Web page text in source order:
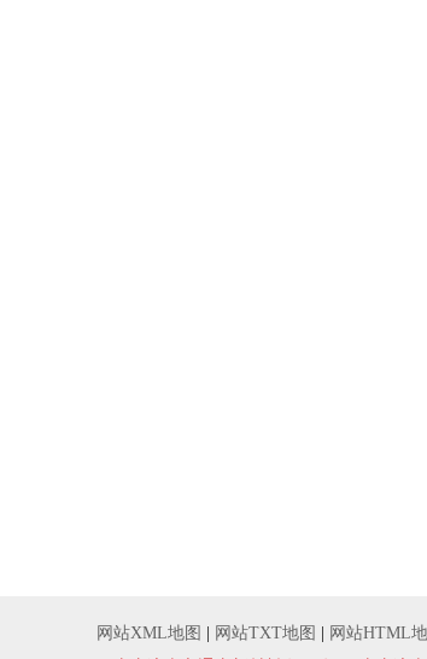
网站XML地图 网站TXT地图
网站HTML